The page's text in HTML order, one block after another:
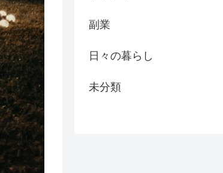
副業
日々の暮らし
未分類